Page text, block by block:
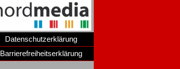
Datenschutzerklärung
Barrierefreiheitserklärung